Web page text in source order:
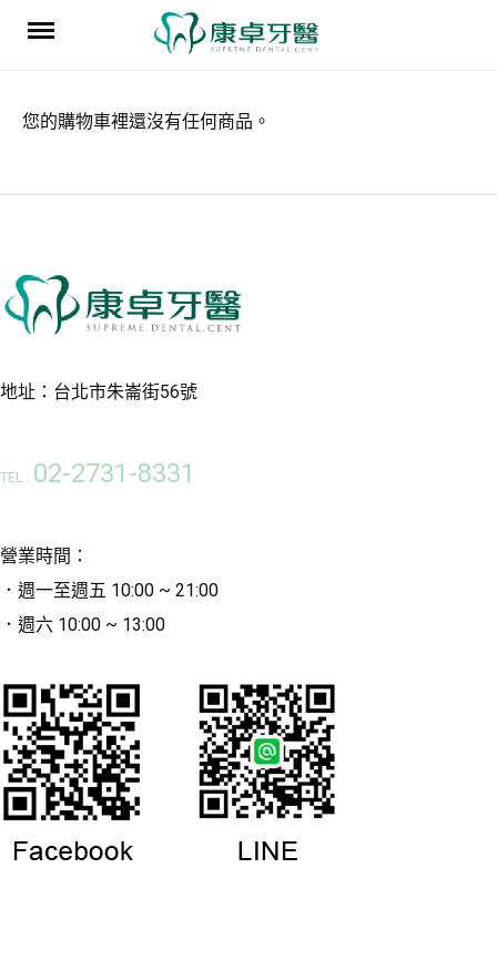
Skip
您的購物車裡還沒有任何商品。
地址：台北市朱崙街56號
TEL : 02-2731-8331
營業時間：
．週一至週五 10:00 ~ 21:00
．週六 10:00 ~ 13:00